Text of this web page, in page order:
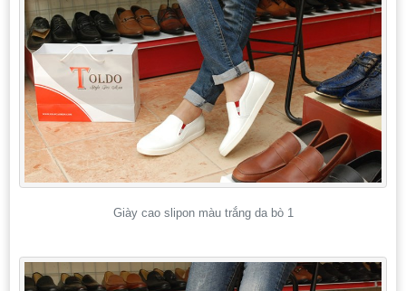
Giày cao slipon màu trắng da bò 1